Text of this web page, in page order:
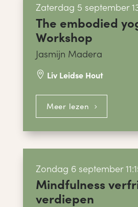
Zaterdag 5 september
The embodied
Workshop
Jasmijn Madera
 Liv Leidse Hout
Meer lezen
Zondag 6 september
Mindfulness
verdiepen